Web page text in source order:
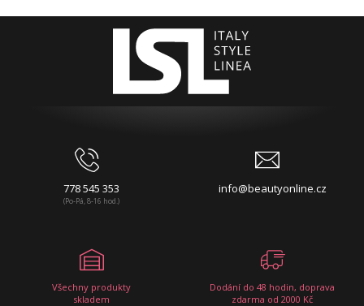
778 545 353
(Po-Pá, 8-16 hod.)
info@beautyonline.cz
Všechny produkty
skladem
Dodání do 48 hodin, doprava
zdarma od 2000 Kč